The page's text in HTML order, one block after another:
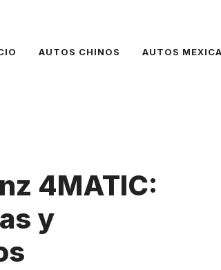
AUTOS CHINOS AUTOS
4MATIC:
y